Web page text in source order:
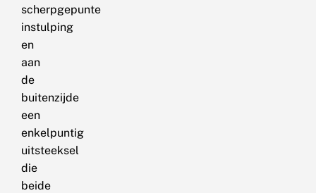
scherpgepunte
instulping
en
aan
de
buitenzijde
een
enkelpuntig
uitsteeksel
die
beide